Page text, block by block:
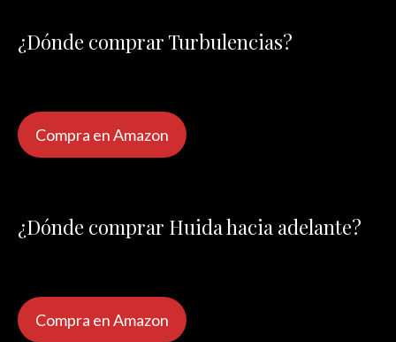
¿Dónde comprar Turbulencias?
Compra en Amazon
¿Dónde comprar Huida hacia adelante?
Compra en Amazon